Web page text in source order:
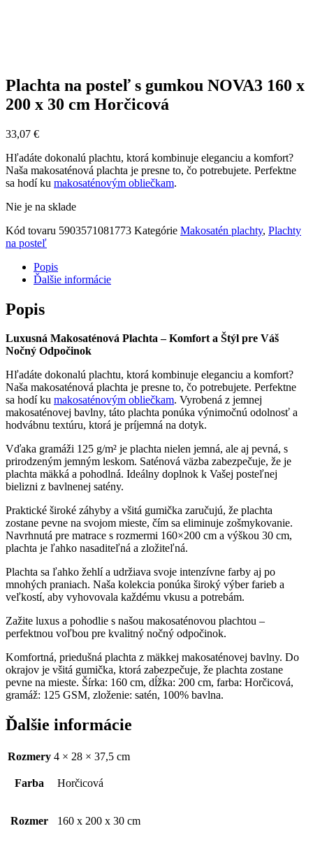
Plachta na posteľ s gumkou NOVA3 160 x
200 x 30 cm Horčicová
33,07 €
Hľadáte dokonalú plachtu, ktorá kombinuje eleganciu a komfort?
Naša makosaténová plachta je presne to, čo potrebujete. Perfektne
sa hodí ku makosaténovým obliečkam.
Nie je na sklade
Kód tovaru 5903571081773 Kategórie Makosatén plachty, Plachty
na posteľ
Popis
Ďalšie informácie
Popis
Luxusná Makosaténová Plachta – Komfort a Štýl pre Váš
Nočný Odpočinok
Hľadáte dokonalú plachtu, ktorá kombinuje eleganciu a komfort?
Naša makosaténová plachta je presne to, čo potrebujete. Perfektne
sa hodí ku makosaténovým obliečkam. Vyrobená z jemnej
makosaténovej bavlny, táto plachta ponúka výnimočnú odolnosť a
hodvábnu textúru, ktorá je príjemná na dotyk.
Vďaka gramáži 125 g/m² je plachta nielen jemná, ale aj pevná, s
prirodzeným jemným leskom. Saténová väzba zabezpečuje, že je
plachta mäkká a pohodlná. Ideálny doplnok k Vašej posteľnej
bielizni z bavlnenej satény.
Praktické široké záhyby a všitá gumička zaručujú, že plachta
zostane pevne na svojom mieste, čím sa eliminuje zošmykovanie.
Navrhnutá pre matrace s rozmermi 160×200 cm a výškou 30 cm,
plachta je ľahko nasaditeľná a zložiteľná.
Plachta sa ľahko žehlí a udržiava svoje intenzívne farby aj po
mnohých praniach. Naša kolekcia ponúka široký výber farieb a
veľkostí, aby vyhovovala každému vkusu a potrebám.
Zažite luxus a pohodlie s našou makosaténovou plachtou –
perfektnou voľbou pre kvalitný nočný odpočinok.
Komfortná, priedušná plachta z mäkkej makosaténovej bavlny. Do
okrajov je všitá gumička, ktorá zabezpečuje, že plachta zostane
pevne na mieste. Šírka: 160 cm, dĺžka: 200 cm, farba: Horčicová,
gramáž: 125 GSM, zloženie: satén, 100% bavlna.
Ďalšie informácie
Rozmery 4 × 28 × 37,5 cm
Farba Horčicová
Rozmer 160 x 200 x 30 cm